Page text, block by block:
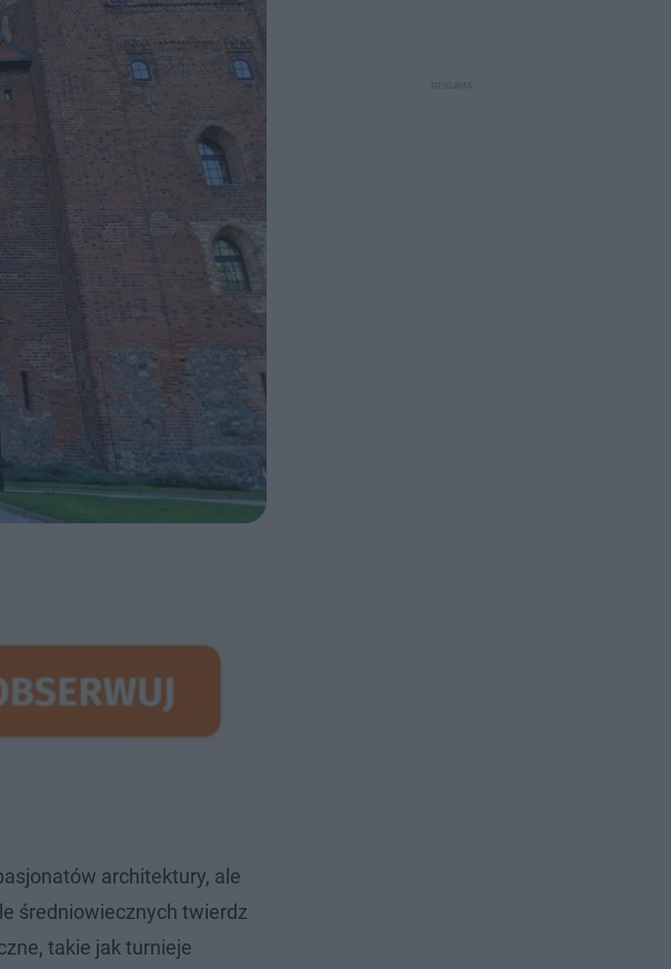
architektury, ale
średniowiecznych twierdz
takie jak turnieje